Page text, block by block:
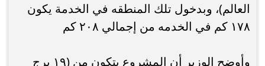
العالم)، وبدخول تلك المنطقه في الخدمة يكون
١٧٨ كم في الخدمه من إجمالي ٢٠٨ كم
وأوضح الوزير أن المشروع يتكون من (١٩ برج